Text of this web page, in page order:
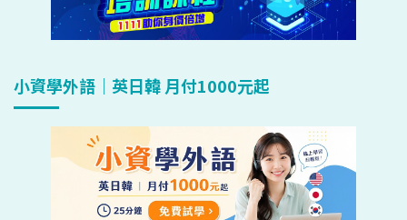
小資學外語｜英日韓 月付1000元起